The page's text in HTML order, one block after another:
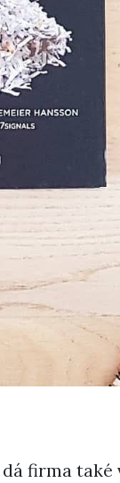
firma